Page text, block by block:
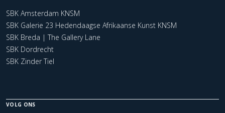
SBK Amsterdam KNSM
SBK Galerie 23 Hedendaagse Afrikaanse Kunst KNSM
SBK Breda | The Gallery Lane
SBK Dordrecht
SBK Zinder Tiel
VOLG ONS